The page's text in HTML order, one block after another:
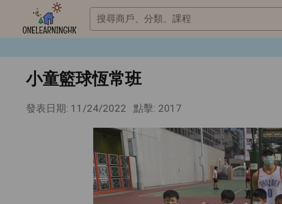
搜尋商戶、分類、課程
小童籃球恆常班
發表日期: 11/24/2022 點擊: 2017